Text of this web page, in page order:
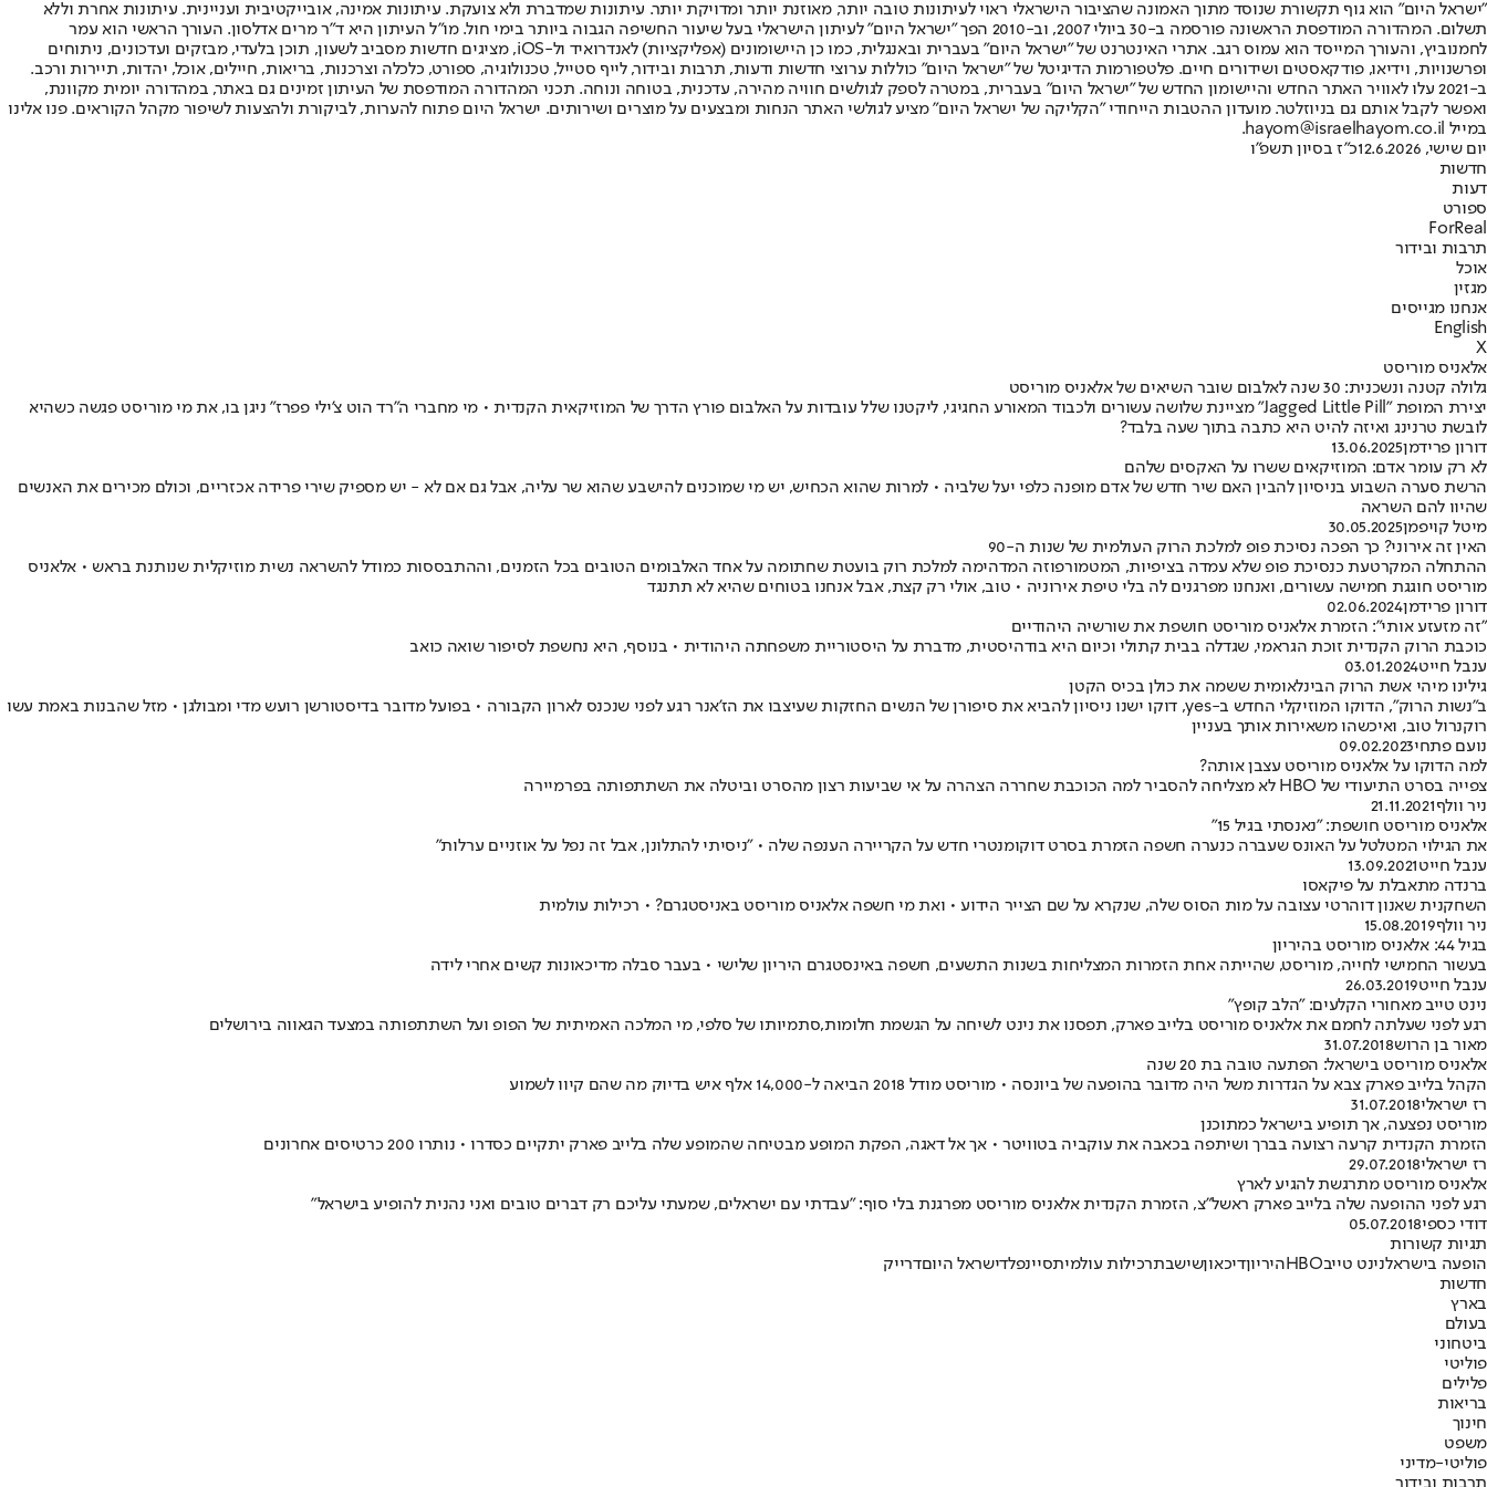
"ישראל היום" הוא גוף תקשורת שנוסד מתוך האמונה שהציבור הישראלי ראוי לעיתונות טובה יותר, מאוזנת יותר ומדויקת יותר. עיתונות שמדברת ולא צועקת. עיתונות אמינה, אובייקטיבית ועניינית. עיתונות אחרת וללא
תשלום. המהדורה המודפסת הראשונה פורסמה ב-30 ביולי 2007, וב-2010 הפך "ישראל היום" לעיתון הישראלי בעל שיעור החשיפה הגבוה ביותר בימי חול. מו"ל העיתון היא ד"ר מרים אדלסון. העורך הראשי הוא עמר
לחמנוביץ, והעורך המייסד הוא עמוס רגב. אתרי האינטרנט של "ישראל היום" בעברית ובאנגלית, כמו כן היישומונים (אפליקציות) לאנדרואיד ול-iOS, מציגים חדשות מסביב לשעון, תוכן בלעדי, מבזקים ועדכונים, ניתוחים
ופרשנויות, וידיאו, פודקאסטים ושידורים חיים. פלטפורמות הדיגיטל של "ישראל היום" כוללות ערוצי חדשות ודעות, תרבות ובידור, לייף סטייל, טכנולוגיה, ספורט, כלכלה וצרכנות, בריאות, חיילים, אוכל, יהדות, תיירות ורכב.
ב-2021 עלו לאוויר האתר החדש והיישומון החדש של "ישראל היום" בעברית, במטרה לספק לגולשים חוויה מהירה, עדכנית, בטוחה ונוחה. תכני המהדורה המודפסת של העיתון זמינים גם באתר, במהדורה יומית מקוונת,
ואפשר לקבל אותם גם בניוזלטר. מועדון ההטבות הייחודי "הקליקה של ישראל היום" מציע לגולשי האתר הנחות ומבצעים על מוצרים ושירותים. ישראל היום פתוח להערות, לביקורת ולהצעות לשיפור מקהל הקוראים. פנו אלינו
במייל hayom@israelhayom.co.il.
יום שישי, 12.6.2026
כ"ז בסיון תשפ"ו
חדשות
דעות
ספורט
ForReal
תרבות ובידור
אוכל
מגזין
אנחנו מגייסים
English
X
אלאניס מוריסט
גלולה קטנה ונשכנית: 30 שנה לאלבום שובר השיאים של אלאניס מוריסט
יצירת המופת "Jagged Little Pill" מציינת שלושה עשורים ולכבוד המאורע החגיגי, ליקטנו שלל עובדות על האלבום פורץ הדרך של המוזיקאית הקנדית • מי מחברי ה"רד הוט צ'ילי פפרז" ניגן בו, את מי מוריסט פגשה כשהיא
לובשת טרנינג ואיזה להיט היא כתבה בתוך שעה בלבד?
דורון פרידמן13.06.2025
לא רק עומר אדם: המוזיקאים ששרו על האקסים שלהם
הרשת סערה השבוע בניסיון להבין האם שיר חדש של אדם מופנה כלפי יעל שלביה • למרות שהוא הכחיש, יש מי שמוכנים להישבע שהוא שר עליה, אבל גם אם לא - יש מספיק שירי פרידה אכזריים, וכולם מכירים את האנשים
שהיוו להם השראה
מיטל קויפמן30.05.2025
האין זה אירוני? כך הפכה נסיכת פופ למלכת הרוק העולמית של שנות ה-90
ההתחלה המקרטעת כנסיכת פופ שלא עמדה בציפיות, המטמורפוזה המדהימה למלכת רוק בועטת שחתומה על אחד האלבומים הטובים בכל הזמנים, וההתבססות כמודל להשראה נשית מוזיקלית שנותנת בראש • אלאניס
מוריסט חוגגת חמישה עשורים, ואנחנו מפרגנים לה בלי טיפת אירוניה • טוב, אולי רק קצת, אבל אנחנו בטוחים שהיא לא תתנגד
דורון פרידמן02.06.2024
"זה מזעזע אותי": הזמרת אלאניס מוריסט חושפת את שורשיה היהודיים
כוכבת הרוק הקנדית זוכת הגראמי, שגדלה בבית קתולי וכיום היא בודהיסטית, מדברת על היסטוריית משפחתה היהודית • בנוסף, היא נחשפת לסיפור שואה כואב
ענבל חייט03.01.2024
גילינו מיהי אשת הרוק הבינלאומית ששמה את כולן בכיס הקטן
ב"נשות הרוק", הדוקו המוזיקלי החדש ב-yes, דוקו ישנו ניסיון להביא את סיפורן של הנשים החזקות שעיצבו את הז'אנר רגע לפני שנכנס לארון הקבורה • בפועל מדובר בדיסטורשן רועש מדי ומבולגן • מזל שהבנות באמת עשו
רוקנרול טוב, ואיכשהו משאירות אותך בעניין
נועם פתחי09.02.2023
למה הדוקו על אלאניס מוריסט עצבן אותה?
צפייה בסרט התיעודי של HBO לא מצליחה להסביר למה הכוכבת שחררה הצהרה על אי שביעות רצון מהסרט וביטלה את השתתפותה בפרמיירה
ניר וולף21.11.2021
אלאניס מוריסט חושפת: "נאנסתי בגיל 15"
את הגילוי המטלטל על האונס שעברה כנערה חשפה הזמרת בסרט דוקומנטרי חדש על הקריירה הענפה שלה • "ניסיתי להתלונן, אבל זה נפל על אוזניים ערלות"
ענבל חייט13.09.2021
ברנדה מתאבלת על פיקאסו
השחקנית שאנון דוהרטי עצובה על מות הסוס שלה, שנקרא על שם הצייר הידוע • ואת מי חשפה אלאניס מוריסט באניסטגרם? • רכילות עולמית
ניר וולף15.08.2019
בגיל 44: אלאניס מוריסט בהיריון
בעשור החמישי לחייה, מוריסט, שהייתה אחת הזמרות המצליחות בשנות התשעים, חשפה באינסטגרם היריון שלישי • בעבר סבלה מדיכאונות קשים אחרי לידה
ענבל חייט26.03.2019
נינט טייב מאחורי הקלעים: "הלב קופץ"
רגע לפני שעלתה לחמם את אלאניס מוריסט בלייב פארק, תפסנו את נינט לשיחה על הגשמת חלומות,סתמיותו של סלפי, מי המלכה האמיתית של הפופ ועל השתתפותה במצעד הגאווה בירושלים
מאור בן הרוש31.07.2018
אלאניס מוריסט בישראל: הפתעה טובה בת 20 שנה
הקהל בלייב פארק צבא על הגדרות משל היה מדובר בהופעה של ביונסה • מוריסט מודל 2018 הביאה ל-14,000 אלף איש בדיוק מה שהם קיוו לשמוע
רז ישראלי31.07.2018
מוריסט נפצעה, אך תופיע בישראל כמתוכנן
הזמרת הקנדית קרעה רצועה בברך ושיתפה בכאבה את עוקביה בטוויטר • אך אל דאגה, הפקת המופע מבטיחה שהמופע שלה בלייב פארק יתקיים כסדרו • נותרו 200 כרטיסים אחרונים
רז ישראלי29.07.2018
אלאניס מוריסט מתרגשת להגיע לארץ
רגע לפני ההופעה שלה בלייב פארק ראשל"צ, הזמרת הקנדית אלאניס מוריסט מפרגנת בלי סוף: "עבדתי עם ישראלים, שמעתי עליכם רק דברים טובים ואני נהנית להופיע בישראל"
דודי כספי05.07.2018
תגיות קשורות
הופעה בישראלנינט טייבHBO היריוןדיכאוןשישבתרכילות עולמיתסיינפלדישראל היוםדרייק
חדשות
בארץ
בעולם
ביטחוני
פוליטי
פלילים
בריאות
חינוך
משפט
פוליטי-מדיני